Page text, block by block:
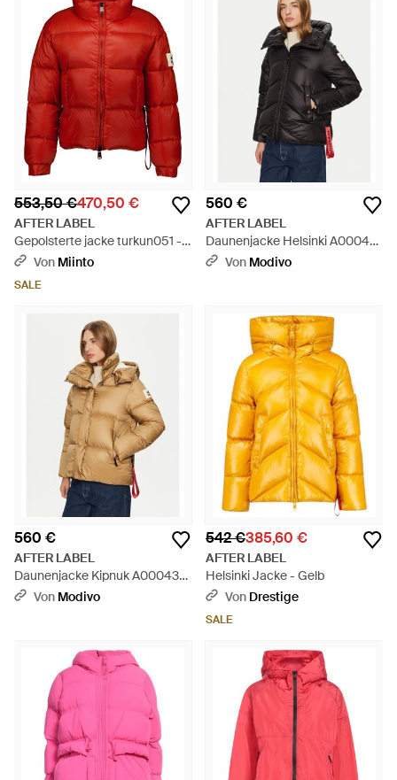
553,50 €470,50 €
AFTER LABEL
Gepolsterte jacke turkun051 -
RotVon Miinto
SALE
560 €
AFTER LABEL
Daunenjacke Helsinki A00042
Regular Fit - Schwarz
Von Modivo
560 €
AFTER LABEL
Daunenjacke Kipnuk A00043
Regular Fit - Natur
Von Modivo
542 €385,60 €
AFTER LABEL
Helsinki Jacke - Gelb
Von Drestige
SALE